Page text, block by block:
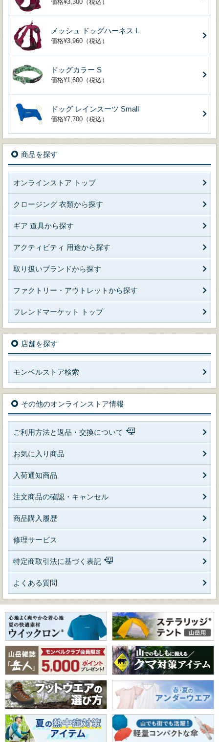
価格¥3,300（税込）
メッシュ ドッグハーネス L
価格¥3,960（税込）
ドッグカラー S
価格¥1,600（税込）
ドッグ レインスーツ Small
価格¥7,700（税込）
商品を探す
オンラインストア トップ
クロージング 衣類から探す
ギア 道具から探す
アクティビティ 用途から探す
取り扱いブランドから探す
ファクトリー・アウトレットから探す
フレンドマーケット トップ
店舗を探す
モンベルストア検索
その他のオンラインストア情報
ご利用方法と返品・交換について
お気に入り商品
入荷通知商品
注文商品の確認・キャンセル
商品購入履歴
修理サービス
特定商取引法に基づく表記
よくある質問